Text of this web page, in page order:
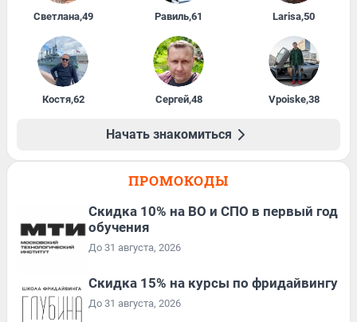
Светлана,49 Равиль,61 Larisa,50
Костя,62 Сергей,48 Vpoiske,38
Начать знакомиться
ПРОМОКОДЫ
Скидка 10% на ВО и СПО в первый год
обучения
До 31 августа, 2026
Скидка 15% на курсы по фридайвингу
До 31 августа, 2026